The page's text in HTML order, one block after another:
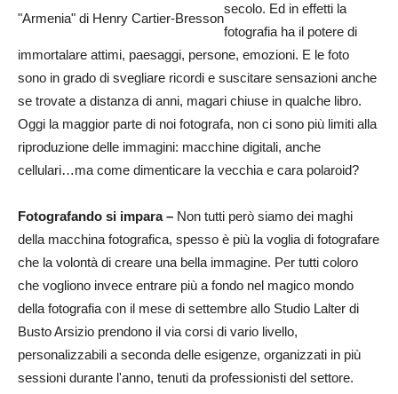
"Armenia" di Henry Cartier-Bresson
secolo. Ed in effetti la
fotografia ha il potere di
immortalare attimi, paesaggi, persone, emozioni. E le foto
sono in grado di svegliare ricordi e suscitare sensazioni anche
se trovate a distanza di anni, magari chiuse in qualche libro.
Oggi la maggior parte di noi fotografa, non ci sono più limiti alla
riproduzione delle immagini: macchine digitali, anche
cellulari…ma come dimenticare la vecchia e cara polaroid?
Fotografando si impara – Non tutti però siamo dei maghi
della macchina fotografica, spesso è più la voglia di fotografare
che la volontà di creare una bella immagine. Per tutti coloro
che vogliono invece entrare più a fondo nel magico mondo
della fotografia con il mese di settembre allo Studio Lalter di
Busto Arsizio prendono il via corsi di vario livello,
personalizzabili a seconda delle esigenze, organizzati in più
sessioni durante l'anno, tenuti da professionisti del settore.